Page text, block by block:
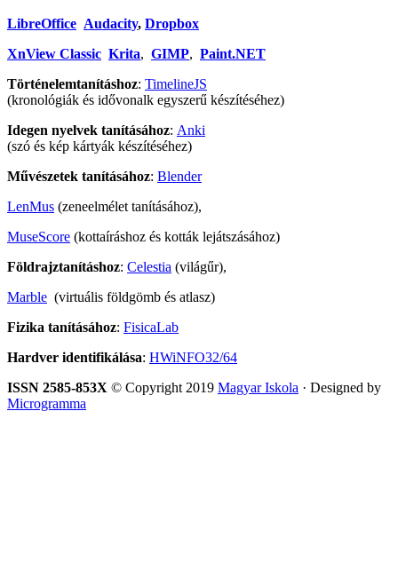
LibreOffice Audacity, Dropbox
XnView Classic Krita, GIMP, Paint.NET
Történelemtanításhoz: TimelineJS
(kronológiák és idővonalk egyszerű készítéséhez)
Idegen nyelvek tanításához: Anki
(szó és kép kártyák készítéséhez)
Művészetek tanításához: Blender
LenMus (zeneelmélet tanításához),
MuseScore (kottaíráshoz és kották lejátszásához)
Földrajztanításhoz: Celestia (világűr),
Marble (virtuális földgömb és atlasz)
Fizika tanításához: FisicaLab
Hardver identifikálása: HWiNFO32/64
ISSN 2585-853X © Copyright 2019 Magyar Iskola · Designed by
Microgramma